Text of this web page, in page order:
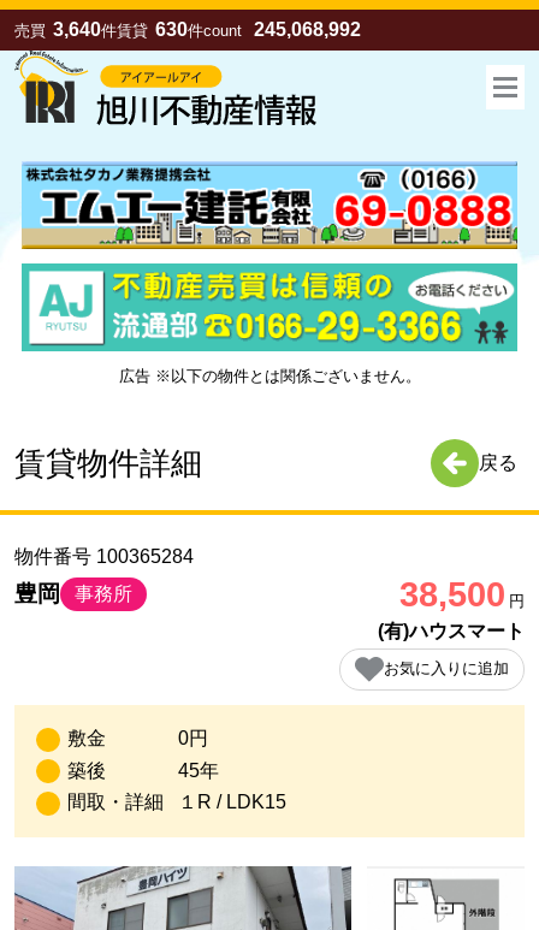
売買 3,640件賃貸 630件count 245,068,992
広告 ※以下の物件とは関係ございません。
賃貸物件詳細 戻る
物件番号 100365284
豊岡 事務所 38,500 円
(有)ハウスマート
お気に入りに追加
敷金
0円
築後
45年
間取・詳細
１R / LDK15